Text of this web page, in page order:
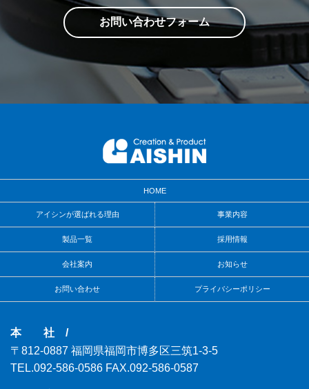
お問い合わせフォーム
HOME
アイシンが選ばれる理由 事業内容
製品一覧 採用情報
会社案内 お知らせ
お問い合わせ プライバシーポリシー
本 社 /
〒812-0887 福岡県福岡市博多区三筑1-3-5
TEL.092-586-0586 FAX.092-586-0587